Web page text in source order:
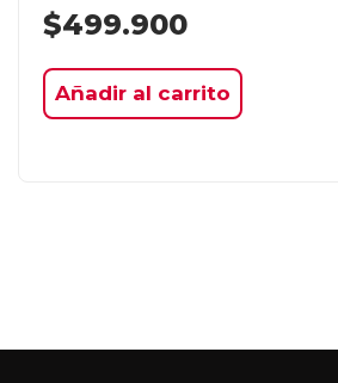
$499.900
Añadir al carrito